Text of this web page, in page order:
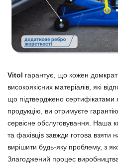
Vitol гарантує, що кожен
високоякісних матеріалів, які
що підтверджено сертифікатами
продукцію, ви отримуєте
сервісне обслуговування. Наша
та фахівців завжди готова взяти
вирішити будь-яку проблему, з
Злагоджений процес